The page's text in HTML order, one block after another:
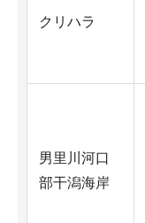
クリハラ
男里川河口
部干潟海岸